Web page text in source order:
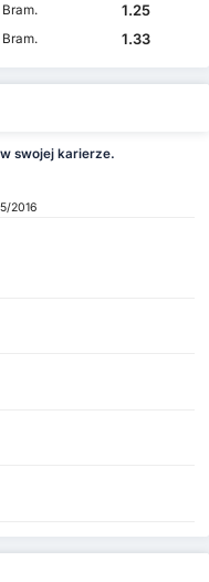
Bram.
1.25
Bram. 1.33
swojej karierze.
2016